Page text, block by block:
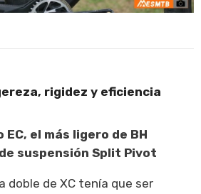
rigidez y eficiencia
el más ligero de BH
suspensión Split Pivot
doble de XC tenía que ser